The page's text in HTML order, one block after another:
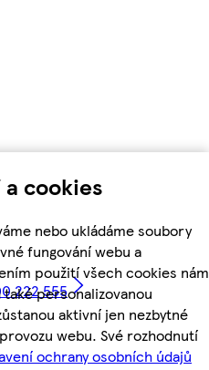
cookies
nebo ukládáme soubory
fungování webu a
použití všech cookies nám
personalizovanou
aktivní jen nezbytné
webu. Své rozhodnutí
ochrany osobních údajů
222 555